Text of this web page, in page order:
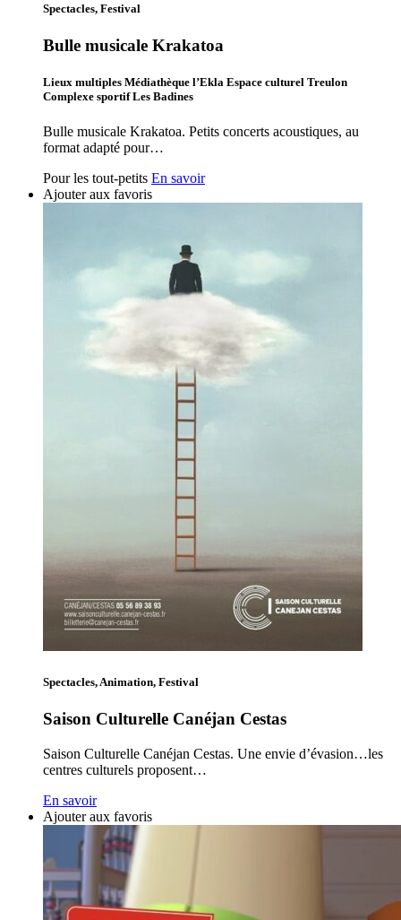
Spectacles, Festival
Bulle musicale Krakatoa
Lieux multiples Médiathèque l’Ekla Espace culturel Treulon
Complexe sportif Les Badines
Bulle musicale Krakatoa. Petits concerts acoustiques, au
format adapté pour…
Pour les tout-petits En savoir
Ajouter aux favoris
Spectacles, Animation, Festival
Saison Culturelle Canéjan Cestas
Saison Culturelle Canéjan Cestas. Une envie d’évasion…les
centres culturels proposent…
En savoir
Ajouter aux favoris